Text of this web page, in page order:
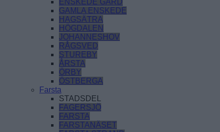
ENSKEDE GÅRD
GAMLA ENSKEDE
HAGSÄTRA
HÖGDALEN
JOHANNESHOV
RÅGSVED
STUREBY
ÅRSTA
ÖRBY
ÖSTBERGA
Farsta
STADSDEL
FAGERSJÖ
FARSTA
FARSTANÄSET